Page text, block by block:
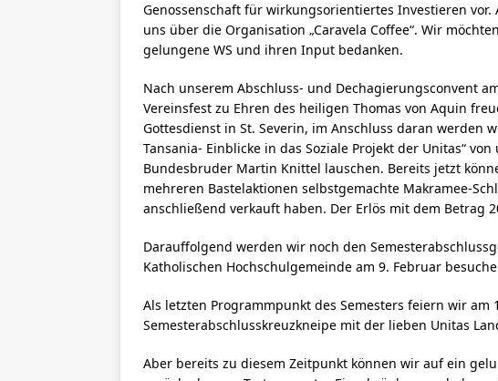
Genossenschaft für wirkungsorientiertes Investieren
uns über die Organisation „Caravela Coffee“. Wir
gelungene WS und ihren Input bedanken.
Nach unserem Abschluss- und Dechagierungsconvent
Vereinsfest zu Ehren des heiligen Thomas von Aquin
Gottesdienst in St. Severin, im Anschluss daran werden
Tansania- Einblicke in das Soziale Projekt der Unitas“
Bundesbruder Martin Knittel lauschen. Bereits jetzt
mehreren Bastelaktionen selbstgemachte Makramee-
anschließend verkauft haben. Der Erlös mit dem Betrag
Darauffolgend werden wir noch den
Katholischen Hochschulgemeinde am 9. Februar
Als letzten Programmpunkt des Semesters feiern wir am
Semesterabschlusskreuzkneipe mit der lieben Unitas
Aber bereits zu diesem Zeitpunkt können wir auf ein